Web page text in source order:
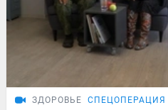
ЗДОРОВЬЕ СПЕЦОПЕРАЦИЯ